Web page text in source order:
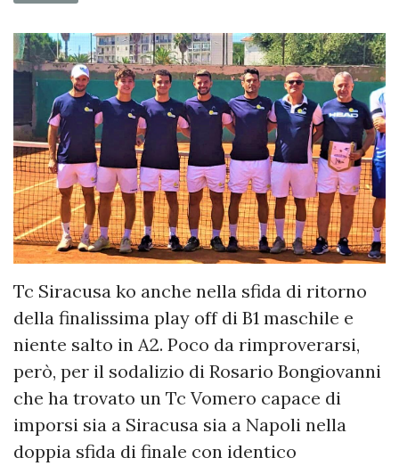
Tc Siracusa ko anche nella sfida di ritorno
della finalissima play off di B1 maschile e
niente salto in A2. Poco da rimproverarsi,
però, per il sodalizio di Rosario Bongiovanni
che ha trovato un Tc Vomero capace di
imporsi sia a Siracusa sia a Napoli nella
doppia sfida di finale con identico